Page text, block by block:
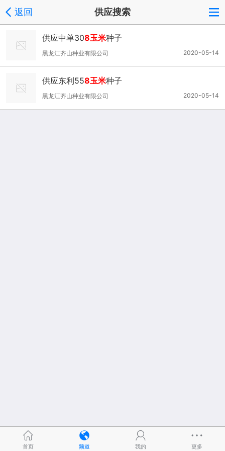
返回 供应搜索
供应中单308玉米种子
2020-05-14
黑龙江齐山种业有限公司
供应东利558玉米种子
2020-05-14
黑龙江齐山种业有限公司
首页 频道 我的 更多